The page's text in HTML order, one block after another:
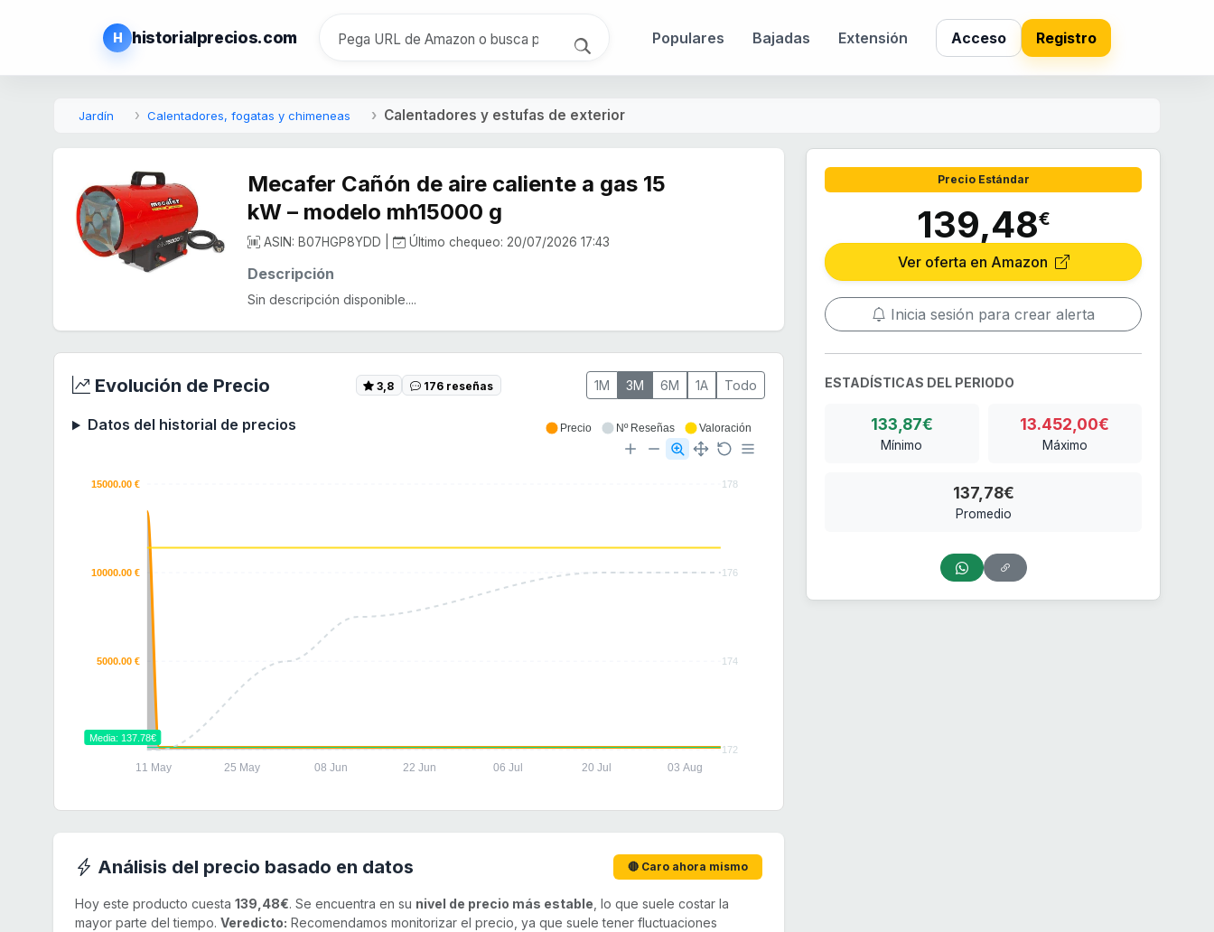
H historialprecios.com Populares Bajadas Extensión Acceso Registro
Jardín Calentadores, fogatas y chimeneas Calentadores y estufas de exterior
Mecafer Cañón de aire caliente a gas 15
kW – modelo mh15000 g
ASIN: B07HGP8YDD | Último chequeo: 20/07/2026 17:43
Descripción
Sin descripción disponible....
Evolución de Precio 3,8 176 reseñas 1M 3M 6M 1A Todo
Datos del historial de precios
178
176
174
172
15000.00 €
10000.00 €
5000.00 €
11 May 25 May 08 Jun 22 Jun 06 Jul 20 Jul 03 Aug
Media: 137.78€
Precio Nº Reseñas Valoración
Análisis del precio basado en datos 🔴 Caro ahora mismo
Hoy este producto cuesta 139,48€. Se encuentra en su nivel de precio más estable , lo que suele costar la
mayor parte del tiempo. Veredicto: Recomendamos monitorizar el precio, ya que suele tener fluctuaciones
Precio Estándar
139,48€
Ver oferta en Amazon
Inicia sesión para crear alerta
ESTADÍSTICAS DEL PERIODO
133,87€
Mínimo
13.452,00€
Máximo
137,78€
Promedio